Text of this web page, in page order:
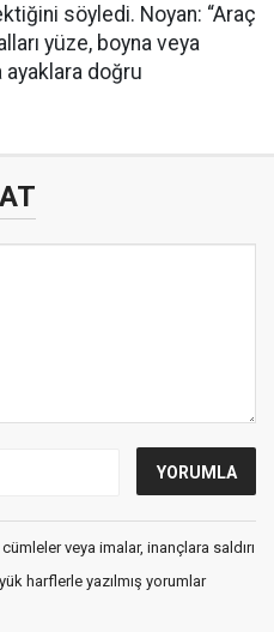
söyledi. Noyan: “Araç
yüze, boyna veya
doğru
veya imalar, inançlara saldırı
harflerle yazılmış yorumlar